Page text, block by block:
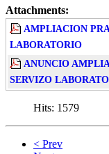
Attachments:
AMPLIACION
LABORATORIO
ANUNCIO
SERVIZO
Hits: 1579
< Prev